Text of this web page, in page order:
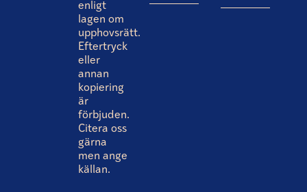
enligt
lagen om
upphovsrätt.
Eftertryck
eller
annan
kopiering
är
förbjuden.
Citera oss
gärna
men ange
källan.